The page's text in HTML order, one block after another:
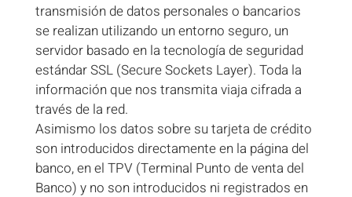
transmisión de datos personales o bancarios
se realizan utilizando un entorno seguro, un
servidor basado en la tecnología de seguridad
estándar SSL (Secure Sockets Layer). Toda la
información que nos transmita viaja cifrada a
través de la red.
Asimismo los datos sobre su tarjeta de crédito
son introducidos directamente en la página del
banco, en el TPV (Terminal Punto de venta del
Banco) y no son introducidos ni registrados en